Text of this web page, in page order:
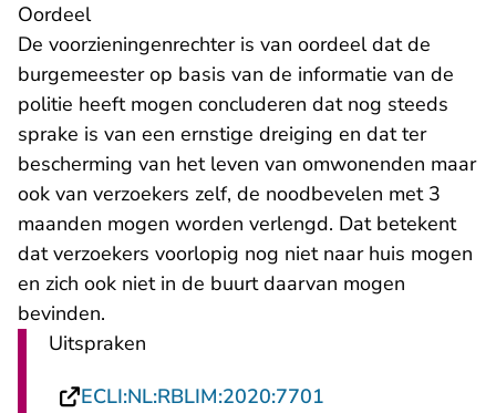
Oordeel
De voorzieningenrechter is van oordeel dat de
burgemeester op basis van de informatie van de
politie heeft mogen concluderen dat nog steeds
sprake is van een ernstige dreiging en dat ter
bescherming van het leven van omwonenden maar
ook van verzoekers zelf, de noodbevelen met 3
maanden mogen worden verlengd. Dat betekent
dat verzoekers voorlopig nog niet naar huis mogen
en zich ook niet in de buurt daarvan mogen
bevinden.
Uitspraken
ECLI:NL:RBLIM:2020:7701